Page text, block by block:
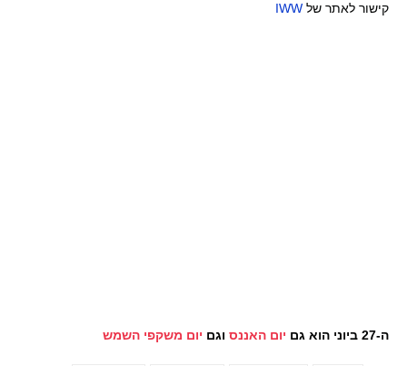
קישור לאתר של IWW
ה-27 ביוני הוא גם יום האננס וגם יום משקפי השמש